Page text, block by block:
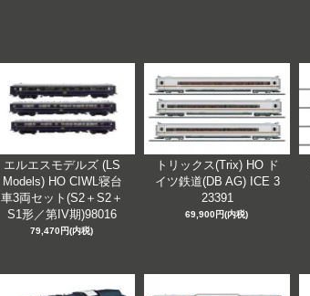
エルエスモデルズ (LS
Models) HO CIWL寝台
車3両セット(S2＋S2＋
S1形／第IV期)98016
79,470円(内税)
トリックス(Trix) HO ド
イツ鉄道(DB AG) ICE 3
23391
69,900円(内税)